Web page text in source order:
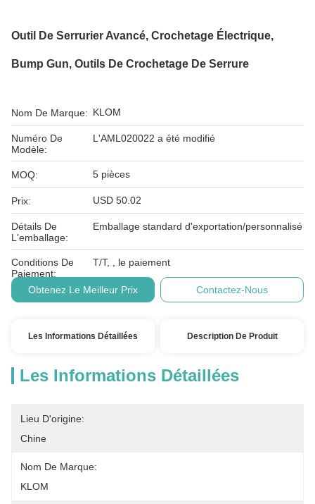
Outil De Serrurier Avancé, Crochetage Électrique,
Bump Gun, Outils De Crochetage De Serrure
Nom De Marque: KLOM
Numéro De
Modèle:
L'AML020022 a été modifié
MOQ: 5 pièces
Prix: USD 50.02
Détails De
L'emballage:
Emballage standard d'exportation/personnalisé
Conditions De
Paiement:
T/T, , le paiement
Obtenez Le Meilleur Prix Contactez-Nous
Les Informations Détaillées Description De Produit
Les Informations Détaillées
Lieu D'origine:
Chine
Nom De Marque:
KLOM